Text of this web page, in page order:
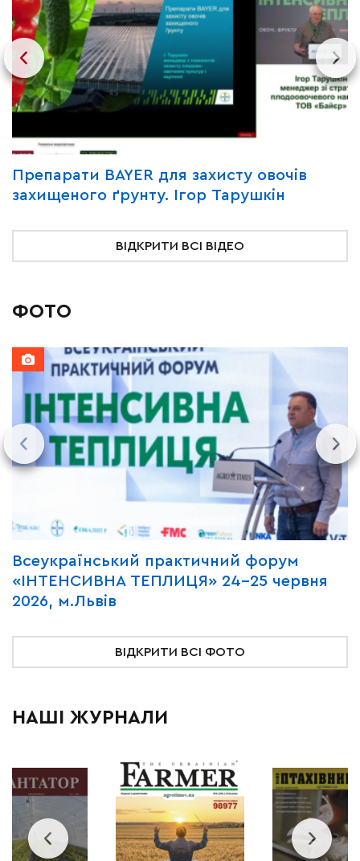
Препарати BAYER для захисту овочів
захищеного ґрунту. Ігор Тарушкін
ВІДКРИТИ ВСІ ВІДЕО
ФОТО
Всеукраїнський практичний форум
«ІНТЕНСИВНА ТЕПЛИЦЯ» 24-25 червня
2026, м.Львів
ВІДКРИТИ ВСІ ФОТО
НАШІ ЖУРНАЛИ